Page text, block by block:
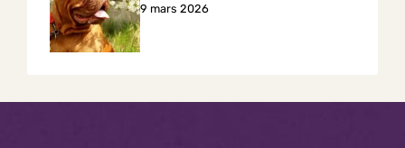
9 mars 2026